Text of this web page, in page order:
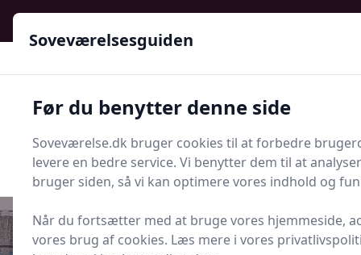
Soveværelsesguiden
Søg nu
Søg nu
Soveværelsesguiden
Før du benytter denne side
Soveværelse.dk bruger cookies til at forbedre
levere en bedre service. Vi benytter dem til at
bruger siden, så vi kan optimere vores indhold og
Når du fortsætter med at bruge vores hjemmeside,
vores brug af cookies. Læs mere i vores